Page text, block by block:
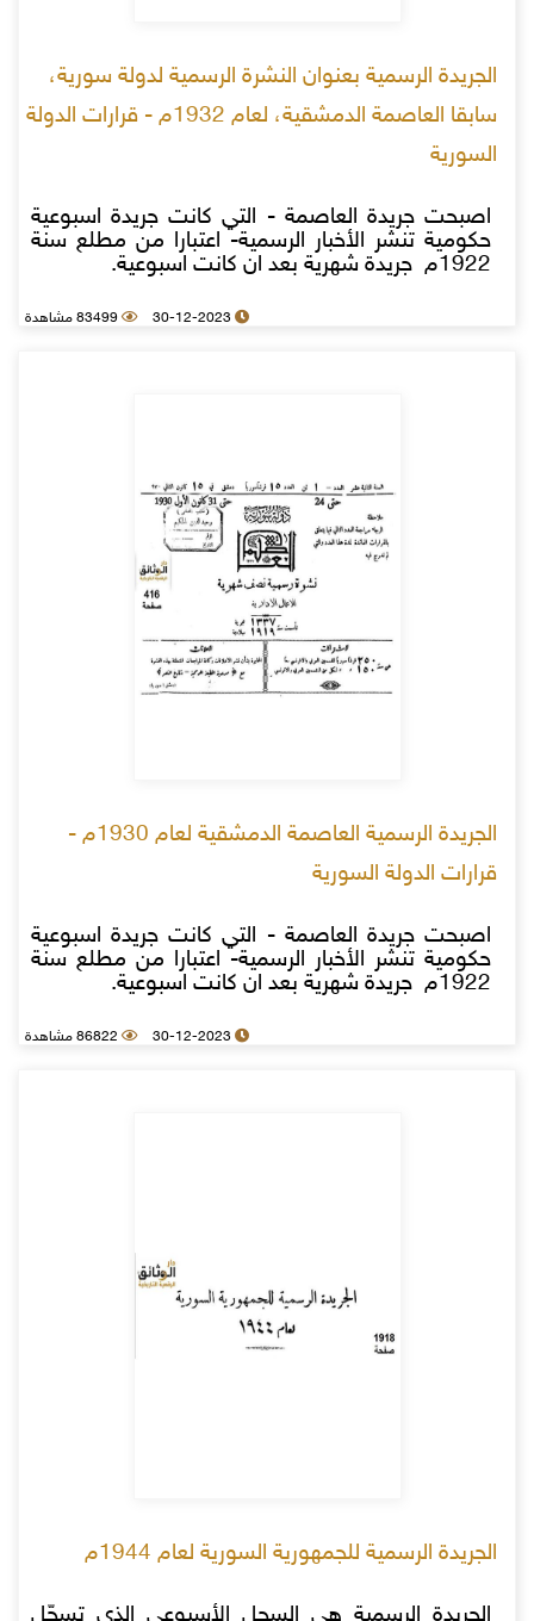
الجريدة الرسمية بعنوان النشرة الرسمية لدولة سورية،
سابقا العاصمة الدمشقية، لعام 1932م - قرارات الدولة
السورية
اصبحت جريدة العاصمة - التي كانت جريدة اسبوعية
حكومية تنشر الأخبار الرسمية- اعتبارا من مطلع سنة
1922م جريدة شهرية بعد ان كانت اسبوعية.
30-12-2023 83499 مشاهدة
الجريدة الرسمية العاصمة الدمشقية لعام 1930م -
قرارات الدولة السورية
اصبحت جريدة العاصمة - التي كانت جريدة اسبوعية
حكومية تنشر الأخبار الرسمية- اعتبارا من مطلع سنة
1922م جريدة شهرية بعد ان كانت اسبوعية.
30-12-2023 86822 مشاهدة
الجريدة الرسمية للجمهورية السورية لعام 1944م